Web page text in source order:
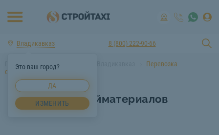
Владикавказ
Это ваш город?
ДА
ИЗМЕНИТЬ
8 (800) 222-90-66
Главная Услуги спецтехники Владикавказ
Перевозка
стройматериалов Владикавказ
Перевозка стройматериалов
Владикавказ